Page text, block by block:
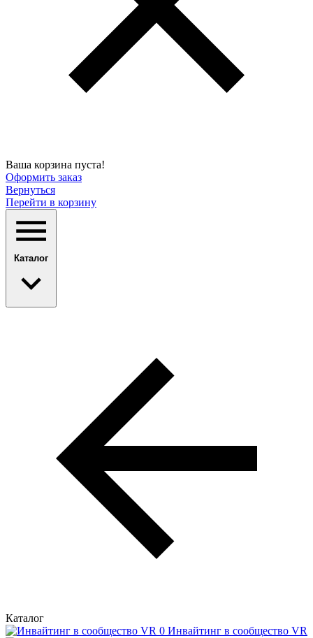
Ваша корзина пуста!
Оформить заказ
Вернуться
Перейти в корзину
Каталог
Каталог
Инвайтинг в сообщество VR